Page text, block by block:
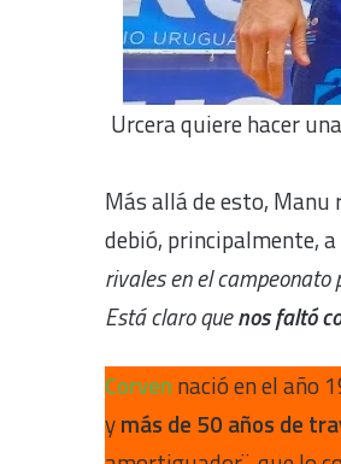
Urcera quiere hacer
Más allá de esto, Manu
debió, principalmente,
rivales en el campeonato
Está claro quenos faltó
Corven nació en el año
ymás de 50 años de